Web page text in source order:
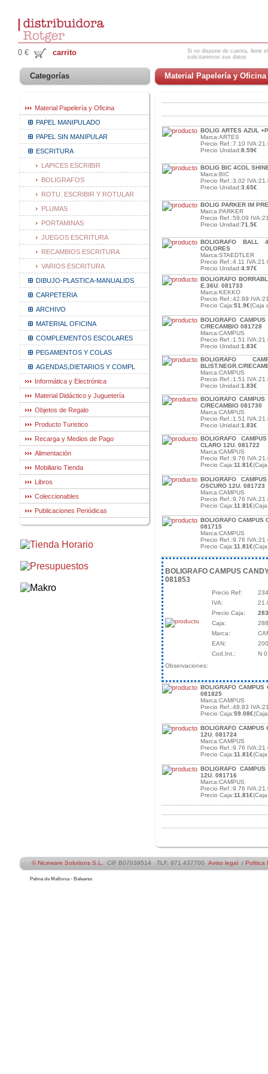
0 € carrito
Si no dispone de cuenta, llene
solicitaremos sus datos
Categorías
Material Papelería y Oficina
PAPEL MANIPULADO
PAPEL SIN MANIPULAR
ESCRITURA
LAPICES ESCRIBIR
BOLIGRAFOS
ROTU. ESCRIBIR Y ROTULAR
PLUMAS
PORTAMINAS
JUEGOS ESCRITURA
RECAMBIOS ESCRITURA
VARIOS ESCRITURA
DIBUJO-PLASTICA-MANUALIDS
CARPETERIA
ARCHIVO
MATERIAL OFICINA
COMPLEMENTOS ESCOLARES
PEGAMENTOS Y COLAS
AGENDAS,DIETARIOS Y COMPL
Informática y Electrónica
Material Didáctico y Juguetería
Objetos de Regalo
Producto Turistico
Recarga y Medios de Pago
Alimentación
Mobiliario Tienda
Libros
Coleccionables
Publicaciones Periódicas
Material Papelería y Oficina
BOLIG ARTES AZUL
Marca:ARTES
Precio Ref.:7.10
Precio Unidad:8.59€
BOLIG BIC 4COL
Marca:BIC
Precio Ref.:3.02
Precio Unidad:3.65€
BOLIG PARKER IM
Marca:PARKER
Precio Ref.:59.09
Precio Unidad:71.5€
BOLIGRAFO BALL
COLORES
Marca:STAEDTLER
Precio Ref.:4.11
Precio Unidad:4.97€
BOLIGRAFO
E.36U. 081733
Marca:KEKKO
Precio Ref.:42.89
Precio Caja:51.9€(Caja
BOLIGRAFO
C/RECAMBIO 081728
Marca:CAMPUS
Precio Ref.:1.51
Precio Unidad:1.83€
BOLIGRAFO
BLIST.NEGR.C/
Marca:CAMPUS
Precio Ref.:1.51
Precio Unidad:1.83€
BOLIGRAFO
C/RECAMBIO 081730
Marca:CAMPUS
Precio Ref.:1.51
Precio Unidad:1.83€
BOLIGRAFO
CLARO 12U. 081722
Marca:CAMPUS
Precio Ref.:9.76
Precio Caja:11.81€
BOLIGRAFO
OSCURO 12U. 081723
Marca:CAMPUS
Precio Ref.:9.76
Precio Caja:11.81€
BOLIGRAFO CAMPUS
081715
Marca:CAMPUS
Precio Ref.:9.76
Precio Caja:11.81€
BOLIGRAFO CAMPUS
081853
Precio Ref:
IVA:
Precio Caja:
Caja:
Marca:
EAN:
Cod.Int.:
N
Observaciones:
BOLIGRAFO
081825
Marca:CAMPUS
Precio Ref.:48.83
Precio Caja:59.08€
BOLIGRAFO CAMPUS
12U. 081724
Marca:CAMPUS
Precio Ref.:9.76
Precio Caja:11.81€
BOLIGRAFO
12U. 081716
Marca:CAMPUS
Precio Ref.:9.76
Precio Caja:11.81€
© Niceware Solutions S.L. CIF B07039514 TLF. 971 437700 Aviso legal / Politica
Palma de Mallorca - Baleares